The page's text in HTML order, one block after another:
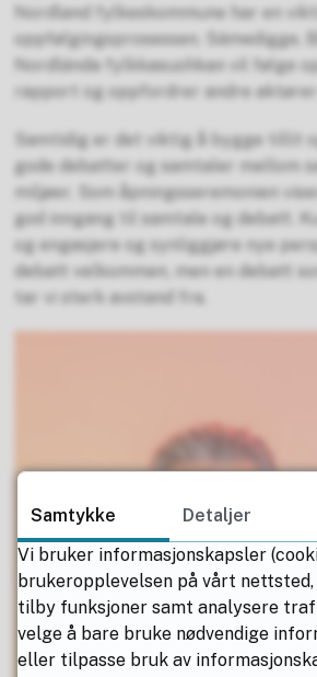
Nordland fylkeskommune har en
oppfølgingsprosessen. Sámedigge,
Nordlánda fylkkasuohkan vil følge
rapport og oppfordrer andre
Samtidig er det viktig å bygge tillit
gode debatter og samtaler mellom
miljøer. Som åpningsseremonien
god inngang til samtale og debatt.
og engasjere og synliggjøre nye
debatt velkommen, men en debatt
tar vi sterk avstand fra.
Samtykke Detaljer
Vi bruker informasjonskapsler
brukeropplevelsen på vårt
tilby funksjoner samt analysere
velge å bare bruke nødvendige
eller tilpasse bruk av